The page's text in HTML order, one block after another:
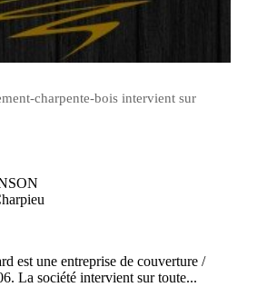
charpente-bois intervient sur
est une entreprise de couverture /
La société intervient sur toute...